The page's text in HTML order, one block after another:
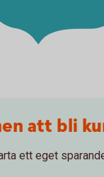
att bli
ett eget